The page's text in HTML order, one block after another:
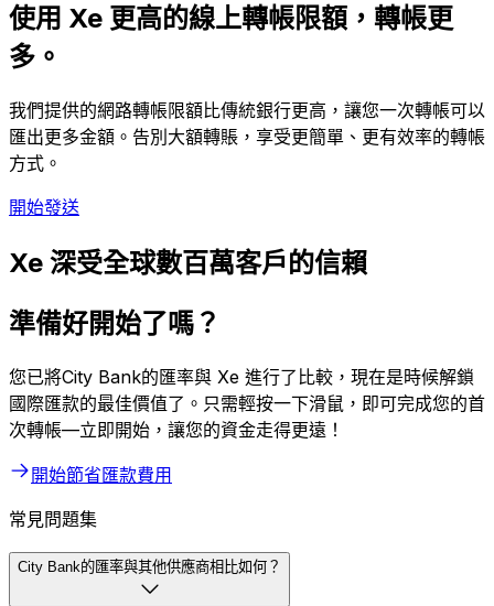
使用 Xe 更高的線上轉帳限額，轉帳更
多。
我們提供的網路轉帳限額比傳統銀行更高，讓您一次轉帳可以
匯出更多金額。告別大額轉賬，享受更簡單、更有效率的轉帳
方式。
開始發送
Xe 深受全球數百萬客戶的信賴
準備好開始了嗎？
您已將City Bank的匯率與 Xe 進行了比較，現在是時候解鎖
國際匯款的最佳價值了。只需輕按一下滑鼠，即可完成您的首
次轉帳—立即開始，讓您的資金走得更遠！
開始節省匯款費用
常見問題集
City Bank的匯率與其他供應商相比如何？